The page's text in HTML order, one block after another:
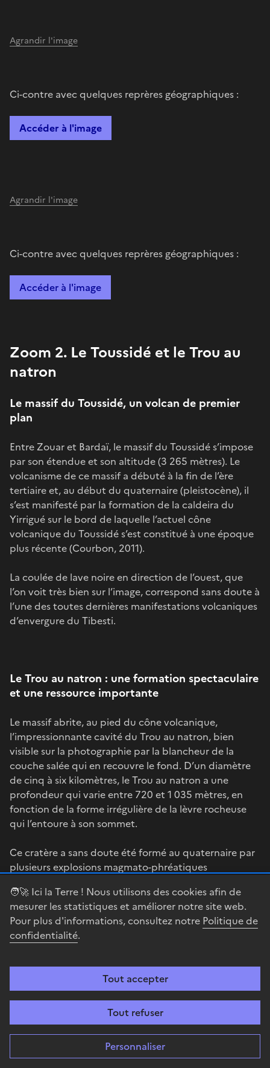
🧑‍🚀 Ici la Terre ! Nous utilisons des cookies afin de
mesurer les statistiques et améliorer notre site web.
Pour plus d'informations, consultez notre Politique de
confidentialité.
Tout accepter
Tout refuser
Personnaliser
Agrandir l'image
Ci-contre avec quelques reprères géographiques :
Accéder à l'image
Agrandir l'image
Ci-contre avec quelques reprères géographiques :
Accéder à l'image
Zoom 2. Le Toussidé et le Trou au
natron
Le massif du Toussidé, un volcan de premier
plan
Entre Zouar et Bardaï, le massif du Toussidé s’impose
par son étendue et son altitude (3 265 mètres). Le
volcanisme de ce massif a débuté à la fin de l’ère
tertiaire et, au début du quaternaire (pleistocène), il
s’est manifesté par la formation de la caldeira du
Yirrigué sur le bord de laquelle l’actuel cône
volcanique du Toussidé s’est constitué à une époque
plus récente (Courbon, 2011).
La coulée de lave noire en direction de l’ouest, que
l’on voit très bien sur l’image, correspond sans doute à
l’une des toutes dernières manifestations volcaniques
d’envergure du Tibesti.
Le Trou au natron : une formation spectaculaire
et une ressource importante
Le massif abrite, au pied du cône volcanique,
l’impressionnante cavité du Trou au natron, bien
visible sur la photographie par la blancheur de la
couche salée qui en recouvre le fond. D’un diamètre
de cinq à six kilomètres, le Trou au natron a une
profondeur qui varie entre 720 et 1 035 mètres, en
fonction de la forme irrégulière de la lèvre rocheuse
qui l’entoure à son sommet.
Ce cratère a sans doute été formé au quaternaire par
plusieurs explosions magmato-phréatiques
dans une nappe phréatique au contact du magma).
Trois petits cônes volcaniques se trouvent au fond du
cratère. Celui-ci est remarquable par sa taille tout
autant que par la couche de natron qui en tapisse le
Le natron est une ressource importante pour le
Tibesti. Pour R. Capot-Rey, le natron – ou carbonate
de soude – était recherché pour l’alimentation du
bétail, le tannage des peaux et la préparation du
tabac. Les anciens Egyptiens s’en servaient pour la
préparation des momies. C. Baroin précise que le